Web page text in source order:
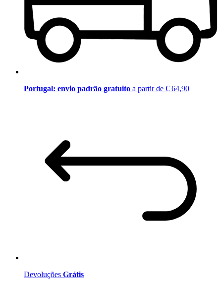
Portugal: envio padrão gratuito a partir de € 64,90
Devoluções Grátis